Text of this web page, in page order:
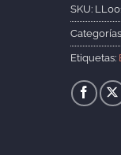
SKU:
Etiquetas: